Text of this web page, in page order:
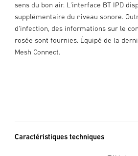
sens du bon air. L'interface BT IPD
supplémentaire du niveau sonore.
d'infection, des informations sur le
rosée sont fournies. Équipé de la
Mesh Connect.
Caractéristiques techniques